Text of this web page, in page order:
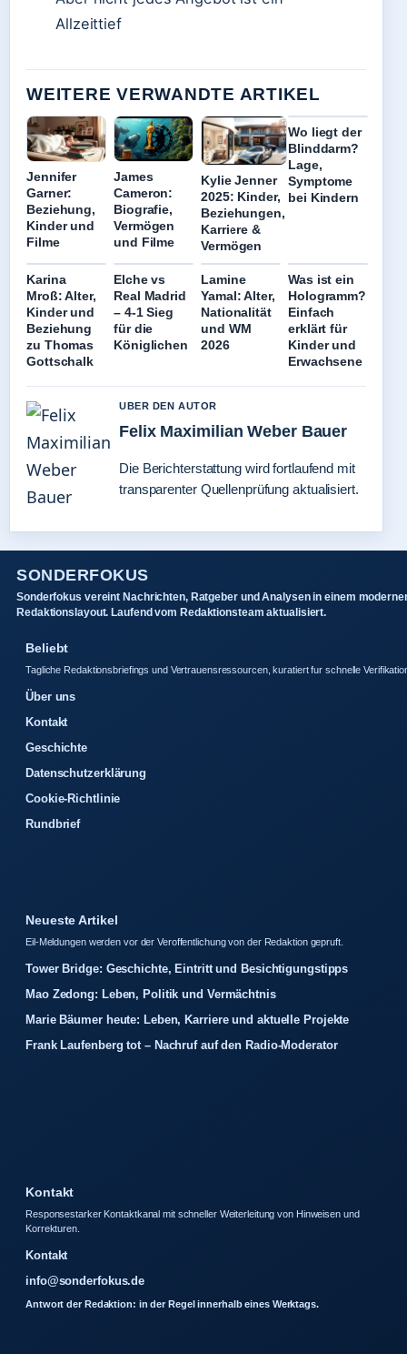
Allzeittief
WEITERE VERWANDTE ARTIKEL
Jennifer
Garner:
Beziehung,
Kinder und
Filme
James
Cameron:
Biografie,
Vermögen
und Filme
Kylie Jenner
2025: Kinder,
Beziehungen,
Karriere &
Vermögen
Wo liegt der
Blinddarm?
Lage,
Symptome
bei Kindern
Karina
Mroß: Alter,
Kinder und
Beziehung
zu Thomas
Gottschalk
Elche vs
Real Madrid
– 4-1 Sieg
für die
Königlichen
Lamine
Yamal: Alter,
Nationalität
und WM
2026
Was ist ein
Hologramm?
Einfach
erklärt für
Kinder und
Erwachsene
UBER DEN AUTOR
Felix Maximilian Weber Bauer
Die Berichterstattung wird fortlaufend mit
transparenter Quellenprüfung aktualisiert.
SONDERFOKUS
Sonderfokus vereint Nachrichten, Ratgeber und Analysen in einem
Redaktionslayout. Laufend vom Redaktionsteam aktualisiert.
Beliebt
Tagliche Redaktionsbriefings und Vertrauensressourcen, kuratiert fur schnelle
Über uns
Kontakt
Geschichte
Datenschutzerklärung
Cookie-Richtlinie
Rundbrief
Neueste Artikel
Eil-Meldungen werden vor der Veroffentlichung von der Redaktion gepruft.
Tower Bridge: Geschichte, Eintritt und Besichtigungstipps
Mao Zedong: Leben, Politik und Vermächtnis
Marie Bäumer heute: Leben, Karriere und aktuelle Projekte
Frank Laufenberg tot – Nachruf auf den Radio-Moderator
Kontakt
Responsestarker Kontaktkanal mit schneller Weiterleitung von Hinweisen und
Korrekturen.
Kontakt
info@sonderfokus.de
Antwort der Redaktion: in der Regel innerhalb eines Werktags.